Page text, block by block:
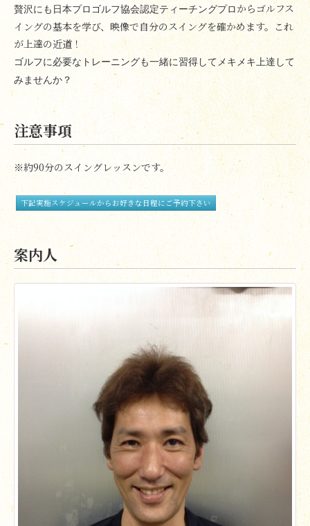
贅沢にも日本プロゴルフ協会認定ティーチングプロからゴルフス
イングの基本を学び、映像で自分のスイングを確かめます。これ
が上達の近道！
ゴルフに必要なトレーニングも一緒に習得してメキメキ上達して
みませんか？
注意事項
※約90分のスイングレッスンです。
下記実施スケジュールからお好きな日程にご予約下さい
案内人